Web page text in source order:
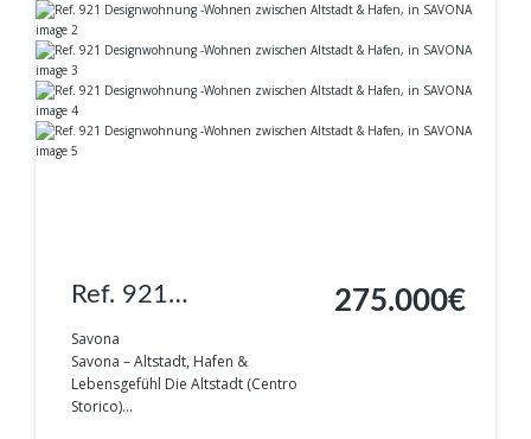
Ref. 921
Designwohnung -
Wohnen zwischen
Altstadt & Hafen, in
Savona
Savona – Altstadt, Hafen &
Lebensgefühl Die Altstadt (Centro
Storico)...
275.000€